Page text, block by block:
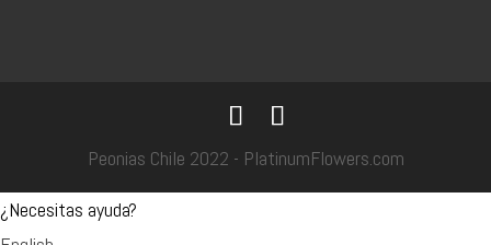
Peonias Chile 2022 - PlatinumFlowers.com
¿Necesitas ayuda?